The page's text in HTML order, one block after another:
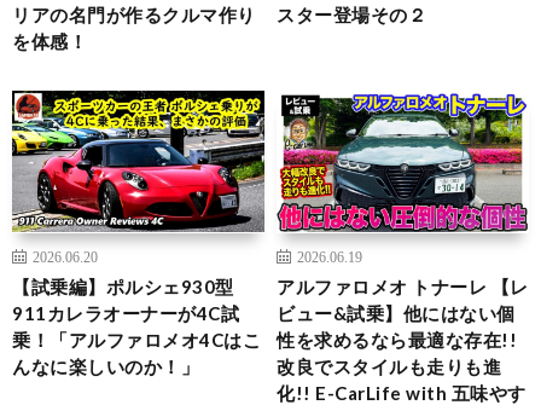
リアの名門が作るクルマ作り
を体感！
スター登場その２
2026.06.20
【試乗編】ポルシェ930型
911カレラオーナーが4C試
乗！「アルファロメオ4Cはこ
んなに楽しいのか！」
2026.06.19
アルファロメオ トナーレ 【レ
ビュー&試乗】他にはない個
性を求めるなら最適な存在!!
改良でスタイルも走りも進
化!! E-CarLife with 五味やす